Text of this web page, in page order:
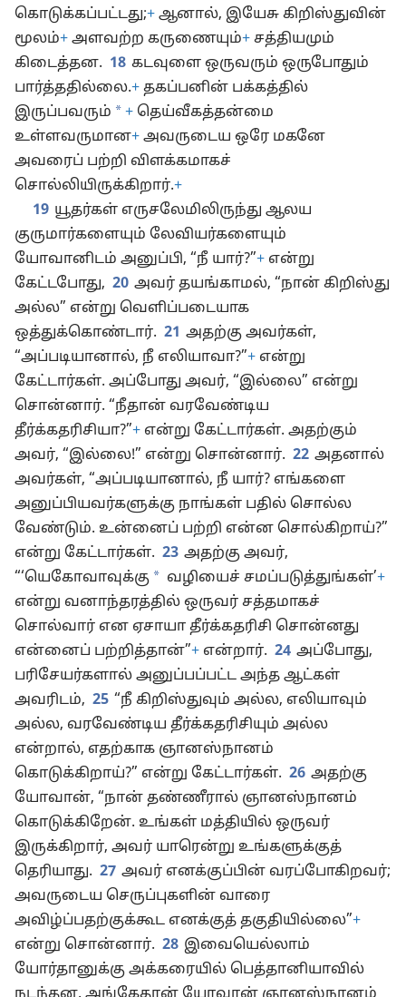
கொடுக்கப்பட்டது;+ ஆனால், இயேசு கிறிஸ்துவின்
மூலம்+ அளவற்ற கருணையும்+ சத்தியமும்
கிடைத்தன. 18 கடவுளை ஒருவரும் ஒருபோதும்
பார்த்ததில்லை.+ தகப்பனின் பக்கத்தில்
இருப்பவரும் * + தெய்வீகத்தன்மை
உள்ளவருமான+ அவருடைய ஒரே மகனே
அவரைப் பற்றி விளக்கமாகச்
சொல்லியிருக்கிறார்.+
19 யூதர்கள் எருசலேமிலிருந்து ஆலய
குருமார்களையும் லேவியர்களையும்
யோவானிடம் அனுப்பி, “நீ யார்?”+ என்று
கேட்டபோது, 20 அவர் தயங்காமல், “நான் கிறிஸ்து
அல்ல” என்று வெளிப்படையாக
ஒத்துக்கொண்டார். 21 அதற்கு அவர்கள்,
“அப்படியானால், நீ எலியாவா?”+ என்று
கேட்டார்கள். அப்போது அவர், “இல்லை” என்று
சொன்னார். “நீதான் வரவேண்டிய
தீர்க்கதரிசியா?”+ என்று கேட்டார்கள். அதற்கும்
அவர், “இல்லை!” என்று சொன்னார். 22 அதனால்
அவர்கள், “அப்படியானால், நீ யார்? எங்களை
அனுப்பியவர்களுக்கு நாங்கள் பதில் சொல்ல
வேண்டும். உன்னைப் பற்றி என்ன சொல்கிறாய்?”
என்று கேட்டார்கள். 23 அதற்கு அவர்,
“‘யெகோவாவுக்கு * வழியைச் சமப்படுத்துங்கள்’+
என்று வனாந்தரத்தில் ஒருவர் சத்தமாகச்
சொல்வார் என ஏசாயா தீர்க்கதரிசி சொன்னது
என்னைப் பற்றித்தான்”+ என்றார். 24 அப்போது,
பரிசேயர்களால் அனுப்பப்பட்ட அந்த ஆட்கள்
அவரிடம், 25 “நீ கிறிஸ்துவும் அல்ல, எலியாவும்
அல்ல, வரவேண்டிய தீர்க்கதரிசியும் அல்ல
என்றால், எதற்காக ஞானஸ்நானம்
கொடுக்கிறாய்?” என்று கேட்டார்கள். 26 அதற்கு
யோவான், “நான் தண்ணீரால் ஞானஸ்நானம்
கொடுக்கிறேன். உங்கள் மத்தியில் ஒருவர்
இருக்கிறார், அவர் யாரென்று உங்களுக்குத்
தெரியாது. 27 அவர் எனக்குப்பின் வரப்போகிறவர்;
அவருடைய செருப்புகளின் வாரை
அவிழ்ப்பதற்குக்கூட எனக்குத் தகுதியில்லை”+
என்று சொன்னார். 28 இவையெல்லாம்
யோர்தானுக்கு அக்கரையில் பெத்தானியாவில்